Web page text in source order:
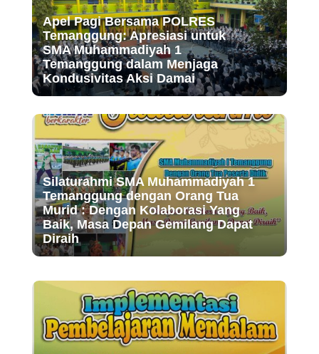
Apel Pagi Bersama POLRES
Temanggung: Apresiasi untuk
SMA Muhammadiyah 1
Temanggung dalam Menjaga
Kondusivitas Aksi Damai
Silaturahmi SMA Muhammadiyah 1
Temanggung dengan Orang Tua
Murid : Dengan Kolaborasi Yang
Baik, Masa Depan Gemilang Dapat
Diraih